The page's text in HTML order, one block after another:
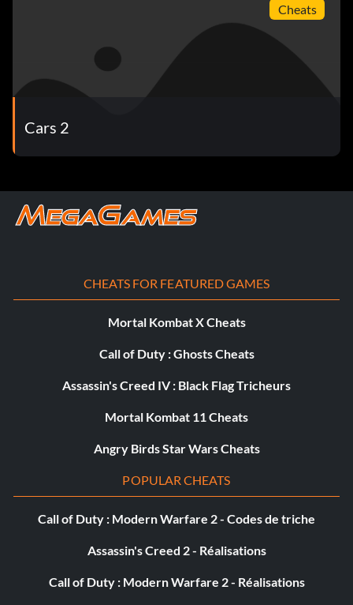
Cheats
Cars 2
CHEATS FOR FEATURED GAMES
Mortal Kombat X Cheats
Call of Duty : Ghosts Cheats
Assassin's Creed IV : Black Flag Tricheurs
Mortal Kombat 11 Cheats
Angry Birds Star Wars Cheats
POPULAR CHEATS
Call of Duty : Modern Warfare 2 - Codes de triche
Assassin's Creed 2 - Réalisations
Call of Duty : Modern Warfare 2 - Réalisations